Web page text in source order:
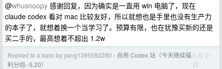
@whusnoopy 感谢回复，因为确实是一直用 win 电脑了，现在
claude codex 看对 mac 比较友好，所以就想也是手里也没有生产力
的本子了，就想着换一个当学习了。预算有限，也在犹豫买新的还是
买二手的，最高想着不超出 1.2w
Replied to a topic by yang1395592280 › 自用 Codex 站（今天继续福
利分组--5.20）
5 月 21
日